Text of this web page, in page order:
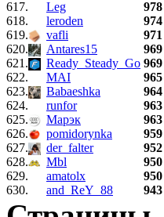
617.
Leg 978
618.
leroden 974
619.
vafli 971
620.
Antares15 969
621.
Ready_Steady_Go 969
622.
MAI 965
623.
Babaeshka 964
624.
runfor 963
625.
Марэк 963
626.
pomidorynka 959
627.
der_falter 952
628.
Mbl 950
629.
amatolx 950
630.
and_ReY_88 943